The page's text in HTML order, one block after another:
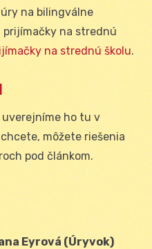
na bilingválne
na strednú
na strednú školu.
ho tu v
môžete riešenia
pod článkom.
Eyrová (Úryvok)